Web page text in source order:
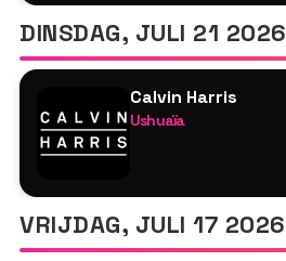
Airwolf Paradise
Tyson O'Brien
DINSDAG, JULI 21 2026
Calvin Harris
Ushuaïa
Tyson O'Brien
VRIJDAG, JULI 17 2026